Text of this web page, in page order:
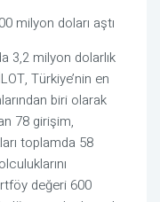
milyon doları aştı
3,2 milyon dolarlık
Türkiye’nin en
biri olarak
78 girişim,
toplamda 58
değeri 600